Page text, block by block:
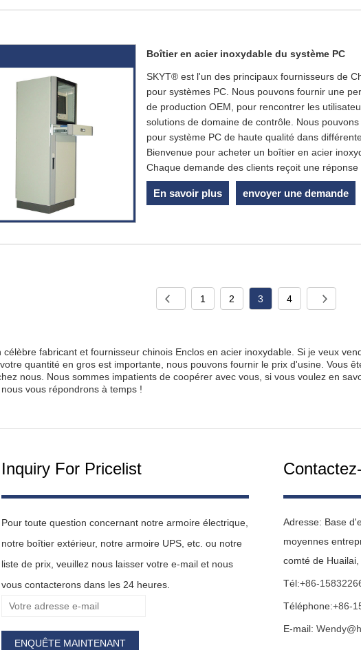
Boîtier en acier inoxydable du système PC
SKYT® est l'un des principaux fournisseurs de
pour systèmes PC. Nous pouvons fournir une
de production OEM, pour rencontrer les
solutions de domaine de contrôle. Nous
pour système PC de haute qualité dans
Bienvenue pour acheter un boîtier en acier
Chaque demande des clients reçoit une réponse
En savoir plus envoyer une demande
1 2 3 4
célèbre fabricant et fournisseur chinois Enclos en acier inoxydable. Si je veux
quantité en gros est importante, nous pouvons fournir le prix d'usine. Vous
nous. Nous sommes impatients de coopérer avec vous, si vous voulez en
vous répondrons à temps !
Inquiry For Pricelist
Pour toute question concernant notre armoire électrique,
notre boîtier extérieur, notre armoire UPS, etc. ou notre
liste de prix, veuillez nous laisser votre e-mail et nous
vous contacterons dans les 24 heures.
Adresse: Base
moyennes
comté de
Tél:+86-
Téléphone:+86-
E-mail: